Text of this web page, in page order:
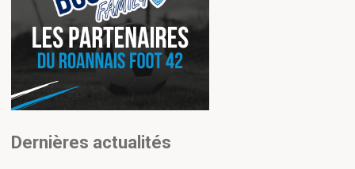
Dernières actualités